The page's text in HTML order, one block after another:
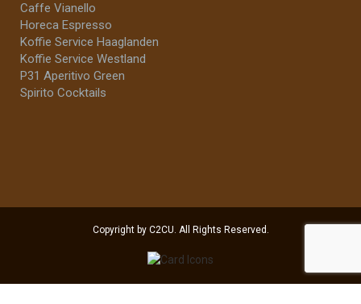
Caffe Vianello
Horeca Espresso
Koffie Service Haaglanden
Koffie Service Westland
P31 Aperitivo Green
Spirito Cocktails
Copyright by C2CU. All Rights Reserved.